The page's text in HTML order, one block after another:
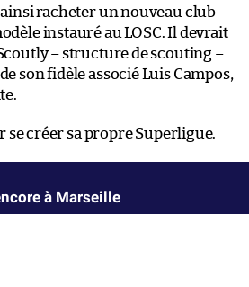
ainsi racheter un nouveau club
instauré au LOSC. Il devrait
– structure de scouting –
son fidèle associé Luis Campos,
se créer sa propre Superligue.
à Marseille